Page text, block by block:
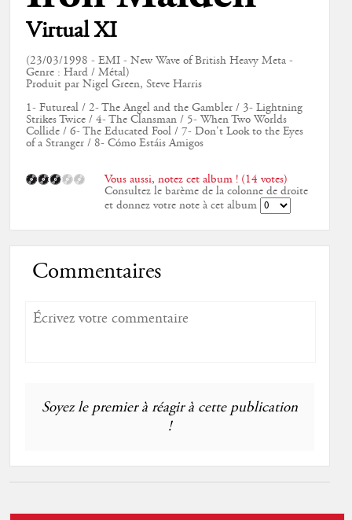
Virtual XI
(23/03/1998 - EMI - New Wave of British Heavy Meta -
Genre : Hard / Métal)
Produit par Nigel Green, Steve Harris
1- Futureal / 2- The Angel and the Gambler / 3- Lightning
Strikes Twice / 4- The Clansman / 5- When Two Worlds
Collide / 6- The Educated Fool / 7- Don't Look to the Eyes
of a Stranger / 8- Cómo Estáis Amigos
Vous aussi, notez cet album ! (14 votes)
Consultez le barème de la colonne de droite
et donnez votre note à cet album
Commentaires
Soyez le premier à réagir à cette publication
!